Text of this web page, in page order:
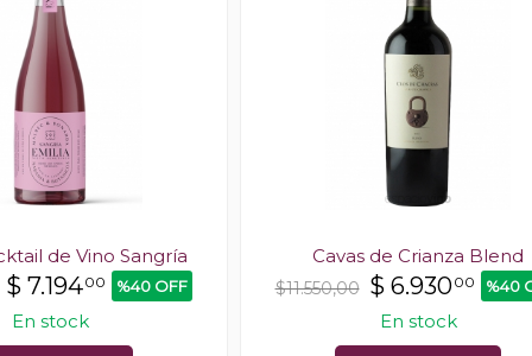
de Vino Sangría
$ 7.19400 %40 OFF
En stock
Cavas de Crianza Blend
$11.550,00 $ 6.93000 %40
En stock